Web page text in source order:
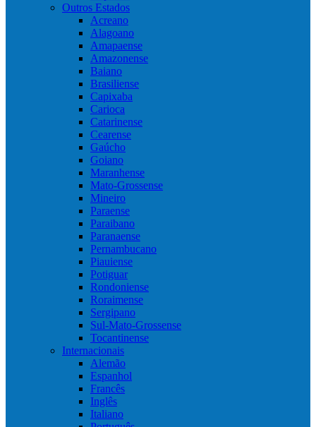
Outros Estados
Acreano
Alagoano
Amapaense
Amazonense
Baiano
Brasiliense
Capixaba
Carioca
Catarinense
Cearense
Gaúcho
Goiano
Maranhense
Mato-Grossense
Mineiro
Paraense
Paraibano
Paranaense
Pernambucano
Piauiense
Potiguar
Rondoniense
Roraimense
Sergipano
Sul-Mato-Grossense
Tocantinense
Internacionais
Alemão
Espanhol
Francês
Inglês
Italiano